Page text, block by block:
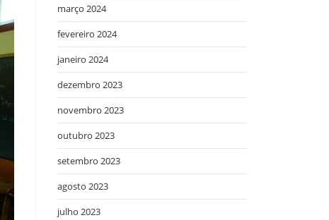
março 2024
fevereiro 2024
janeiro 2024
dezembro 2023
novembro 2023
outubro 2023
setembro 2023
agosto 2023
julho 2023